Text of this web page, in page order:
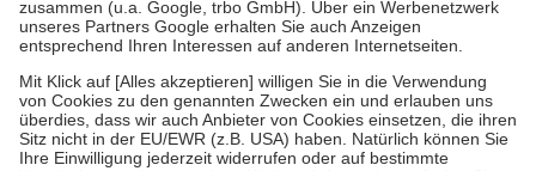
Verordnung.
Um das Engagement der Versicherten für ihre eigene Gesundheit zu
stärken und die besondere Stellung der Familie zu unterstützen,
fallenkeine Zuzahlungenan bei:
• Kindern und Jugendlichen bis zum vollendeten 18. Lebensjahr
mit Ausnahme der Fahrkosten
• Untersuchungen zur Vorsorge und Früherkennung, die von der